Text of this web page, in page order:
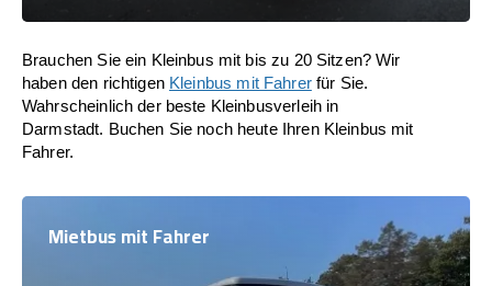
Brauchen Sie ein Kleinbus mit bis zu 20 Sitzen? Wir
haben den richtigen Kleinbus mit Fahrerfür Sie.
Wahrscheinlich der beste Kleinbusverleih in
Darmstadt. Buchen Sie noch heute Ihren Kleinbus mit
Fahrer.
Mietbus mit Fahrer